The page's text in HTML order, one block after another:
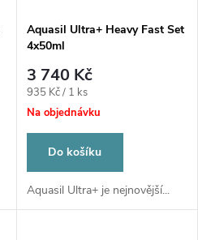
Aquasil Ultra+ Heavy Fast Set
4x50ml
3 740 Kč
Měrná
cena:
935 Kč / 1 ks
Na objednávku
Do košíku
Aquasil Ultra+ je nejnovější...